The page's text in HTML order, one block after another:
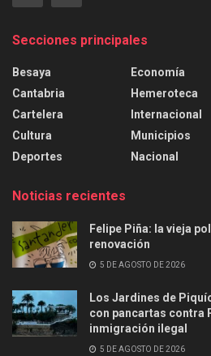
Secciones principales
Besaya
Cantabria
Cartelera
Cultura
Deportes
Economía
Hemeroteca
Internacional
Municipios
Nacional
Noticias recientes
Felipe Piña: la vieja
renovación
5 DE AGOSTO DE 2026
Los Jardines de
con pancartas contra
inmigración ilegal
5 DE AGOSTO DE 2026